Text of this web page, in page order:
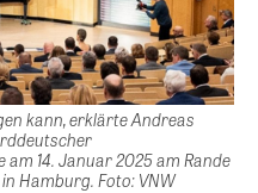
kann, erklärte Andreas
14. Januar 2025 am Rande
Hamburg. Foto: VNW